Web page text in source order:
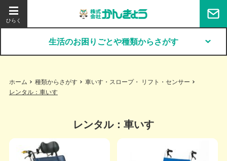
生活のお困りごとや種類からさがす
ホーム 種類からさがす
車いす・スロープ・ リフト・センサー
レンタル：車いす
レンタル：車いす